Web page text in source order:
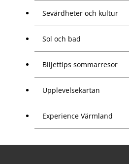
Sevärdheter och kultur
Sol och bad
Biljettips sommarresor
Upplevelsekartan
Experience Värmland